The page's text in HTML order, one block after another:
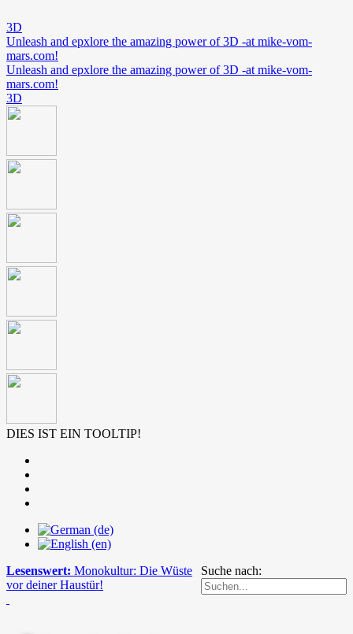
3D
Unleash and epxlore the amazing power of 3D -at mike-vom-
mars.com!
Unleash and epxlore the amazing power of 3D -at mike-vom-
mars.com!
3D
DIES IST EIN TOOLTIP!
Suche nach:
Lesenswert: Monokultur: Die Wüste
vor deiner Haustür!